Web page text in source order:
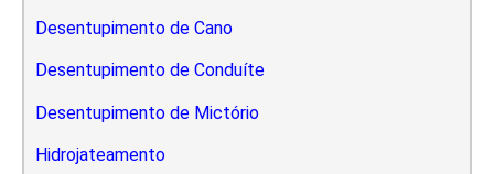
Desentupimento de Cano
Desentupimento de Conduíte
Desentupimento de Mictório
Hidrojateamento